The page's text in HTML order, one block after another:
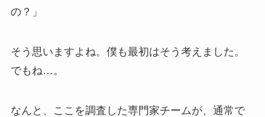
の？」
そう思いますよね。僕も最初はそう考えました。
でもね…。
なんと、ここを調査した専門家チームが、通常で